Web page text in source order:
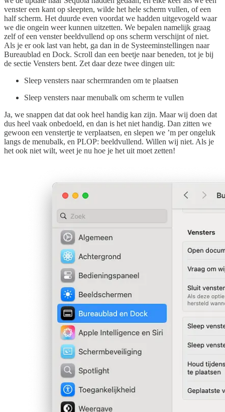
venster een kant op sleepten, wilde het hele scherm vullen, of een
half scherm. Het duurde even voordat we hadden uitgevogeld waar
we die ongein weer kunnen uitzetten. We bepalen namelijk graag
zelf of een venster beeldvullend op ons scherm verschijnt of niet.
Als je er ook last van hebt, ga dan in de Systeeminstellingen naar
Bureaublad en Dock. Scroll dan een beetje naar beneden, tot je bij
de sectie Vensters bent. Zet daar deze twee dingen uit:
Sleep vensters naar schermranden om te plaatsen
Sleep vensters naar menubalk om scherm te vullen
Ja, we snappen dat dat ook heel handig kan zijn. Maar wij doen dat
dus heel vaak onbedoeld, en dan is het niet handig. Dan zitten we
gewoon een venstertje te verplaatsen, en slepen we ’m per ongeluk
langs de menubalk, en PLOP: beeldvullend. Willen wij niet. Als je
het ook niet wilt, weet je nu hoe je het uit moet zetten!